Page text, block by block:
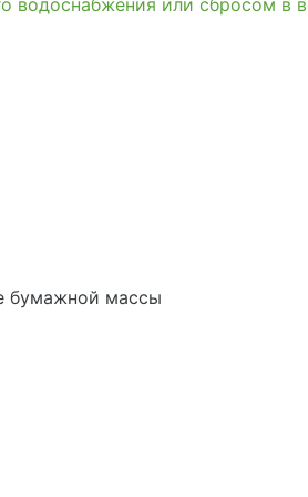
водоснабжения или сбросом в
бумажной массы